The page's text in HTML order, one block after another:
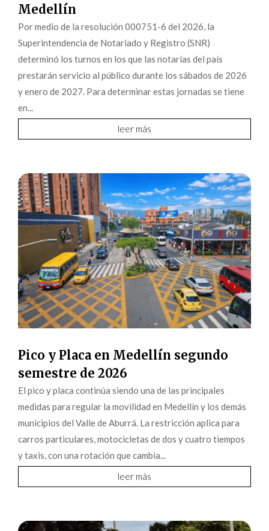
Medellín
Por medio de la resolución 000751-6 del 2026, la
Superintendencia de Notariado y Registro (SNR)
determinó los turnos en los que las notarías del país
prestarán servicio al público durante los sábados de 2026
y enero de 2027. Para determinar estas jornadas se tiene
en...
leer más
Pico y Placa en Medellín segundo
semestre de 2026
El pico y placa continúa siendo una de las principales
medidas para regular la movilidad en Medellín y los demás
municipios del Valle de Aburrá. La restricción aplica para
carros particulares, motocicletas de dos y cuatro tiempos
y taxis, con una rotación que cambia...
leer más